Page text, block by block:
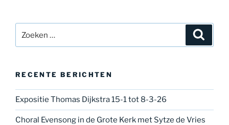
naar:
RECENTE BERICHTEN
Expositie Thomas Dijkstra 15-1 tot 8-3-26
Choral Evensong in de Grote Kerk met Sytze de Vries